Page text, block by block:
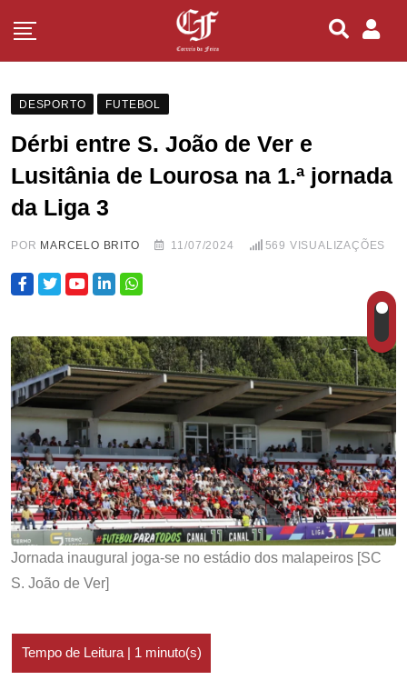
DESPORTO FUTEBOL
Dérbi entre S. João de Ver e
Lusitânia de Lourosa na 1.ª jornada
da Liga 3
POR MARCELO BRITO 11/07/2024 569 VISUALIZAÇÕES
Jornada inaugural joga-se no estádio dos malapeiros [SC
S. João de Ver]